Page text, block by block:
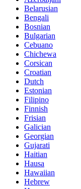
Belarusian
Bengali
Bosnian
Bulgarian
Cebuano
Chichewa
Corsican
Croatian
Dutch
Estonian
Filipino
Finnish
Frisian
Galician
Georgian
Gujarati
Haitian
Hausa
Hawaiian
Hebrew